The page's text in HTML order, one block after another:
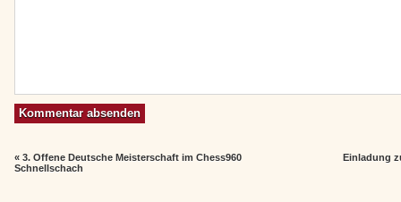
«3. Offene Deutsche Meisterschaft im Chess960
Schnellschach
Einladung